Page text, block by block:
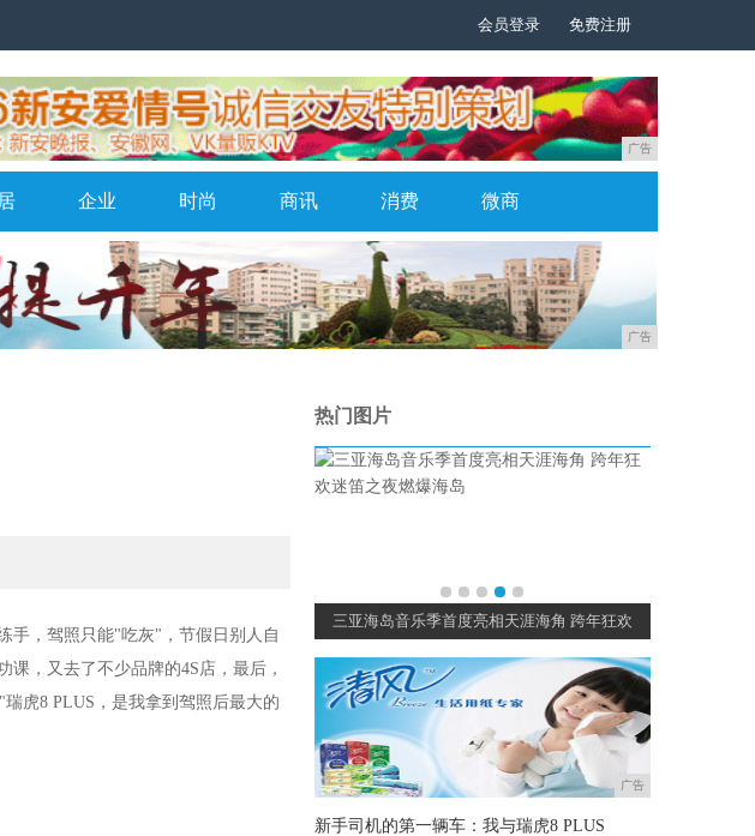
会员登录 免费注册
广告
企业 时尚 商讯 消费 微商
广告
手，驾照只能"吃灰"，节假日别人自
，又去了不少品牌的4S店，最后，
虎8 PLUS，是我拿到驾照后最大的
热门图片
三亚海岛音乐季首度亮相天涯海角 跨年狂欢
广告
新手司机的第一辆车：我与瑞虎8 PLUS